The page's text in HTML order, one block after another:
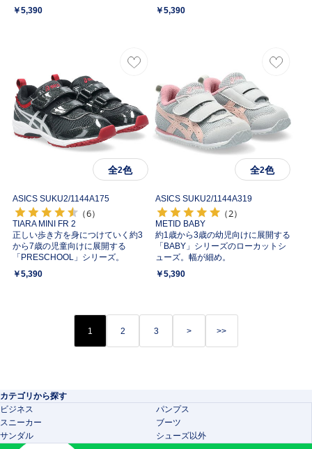
￥5,390
￥5,390
全2色
ASICS SUKU2/1144A175
（6）
TIARA MINI FR 2
正しい歩き方を身につけていく約3
から7歳の児童向けに展開する
「PRESCHOOL」シリーズ。
￥5,390
全2色
ASICS SUKU2/1144A319
（2）
METID BABY
約1歳から3歳の幼児向けに展開する
「BABY」シリーズのローカットシ
ューズ。幅が細め。
￥5,390
1 2 3 > >>
カテゴリから探す
ビジネス
パンプス
スニーカー
ブーツ
サンダル
シューズ以外